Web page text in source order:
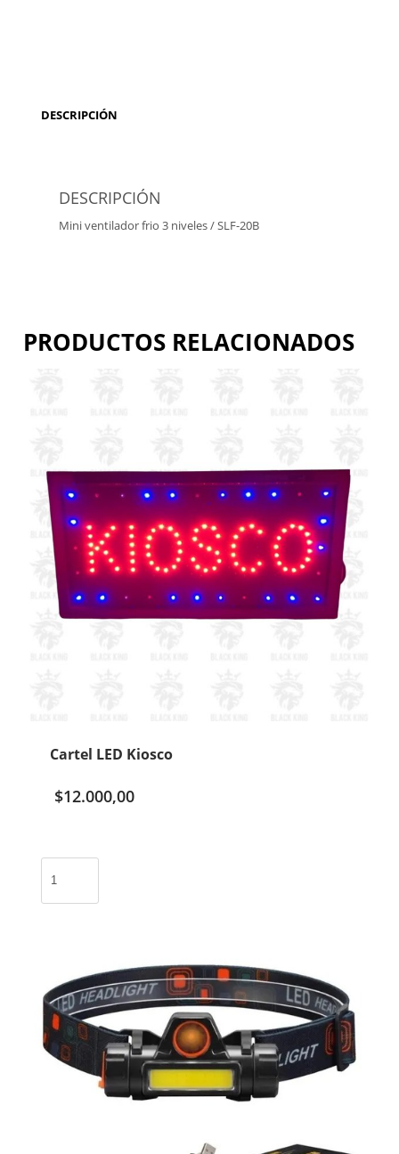
DESCRIPCIÓN
DESCRIPCIÓN
Mini ventilador frio 3 niveles / SLF-20B
PRODUCTOS RELACIONADOS
Cartel LED Kiosco
$12.000,00
Kiosco